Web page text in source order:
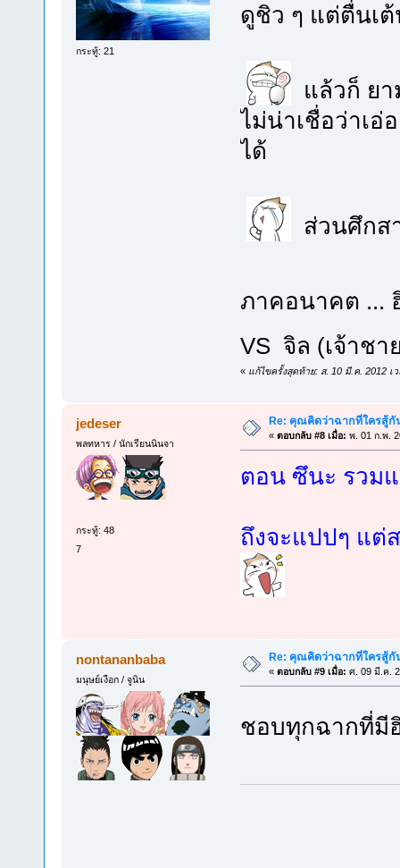
กระทู้: 21
ดูชิว ๆ แต่ตื่นเ
แล้วก็ ยา
ไม่น่าเชื่อว่าเอ่
ได้
ส่วนศึกส
ภาคอนาคต ...
VS จิล (เจ้าช
« แก้ไขครั้งสุดท้าย: ส. 10 มี.ค. 2012 เ
jedeser
พลทหาร / นักเรียนนินจา
กระทู้: 48
7
Re: คุณคิดว่าฉากที่ใครสู้
« ตอบกลับ #8 เมื่อ: พ. 01 ก.พ.
ตอน ซึนะ รวม
ถึงจะแปปๆ แต่
nontananbaba
มนุษย์เงือก / จูนิน
Re: คุณคิดว่าฉากที่ใครสู้
« ตอบกลับ #9 เมื่อ: ศ. 09 มี.ค.
ชอบทุกฉากที่มี